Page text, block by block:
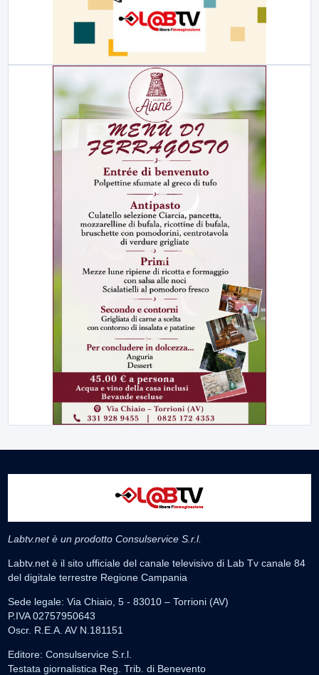
Labtv.net è un prodotto Consulservice S.r.l.
Labtv.net è il sito ufficiale del canale televisivo di Lab Tv canale 84
del digitale terrestre Regione Campania
Sede legale: Via Chiaio, 5 - 83010 – Torrioni (AV)
P.IVA 02757950643
Oscr. R.E.A. AV N.181151
Editore: Consulservice S.r.l.
Testata giornalistica Reg. Trib. di Benevento